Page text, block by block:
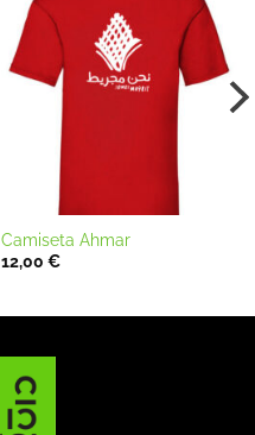
Camiseta Ahmar
12,00 €